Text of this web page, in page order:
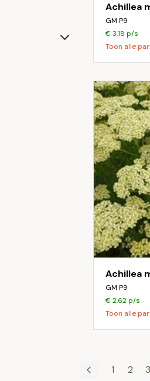
Achillea
GM P9
€ 3,18 p/s
Toon alle
Achillea
GM P9
€ 2,62 p/s
Toon alle
1 2 3